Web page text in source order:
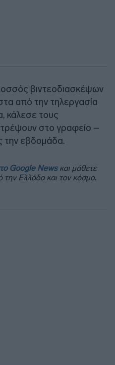
βιντεοδιασκέψων
από την τηλεργασία
κάλεσε τους
στο γραφείο –
την εβδομάδα.
Google Newsκαι μάθετε
Ελλάδα και τον κόσμο.